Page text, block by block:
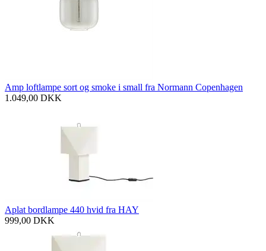
Amp loftlampe sort og smoke i small fra Normann Copenhagen
1.049,00 DKK
Aplat bordlampe 440 hvid fra HAY
999,00 DKK